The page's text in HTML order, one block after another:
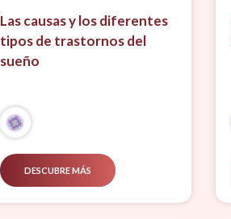
Las causas y los diferentes
tipos de trastornos del
sueño
DESCUBRE MÁS